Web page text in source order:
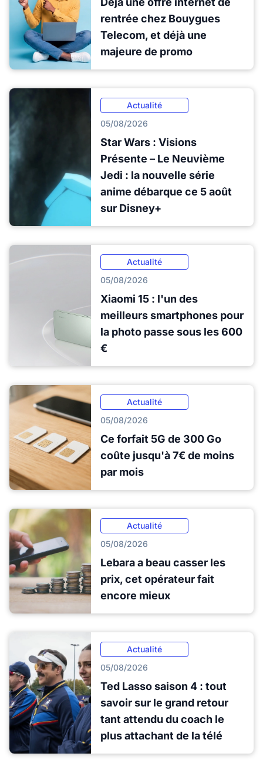
rentrée chez Bouygues
Telecom, et déjà une
majeure de promo
Actualité
05/08/2026
Star Wars : Visions
Présente – Le Neuvième
Jedi : la nouvelle série
anime débarque ce 5 août
sur Disney+
Actualité
05/08/2026
Xiaomi 15 : l'un des
meilleurs smartphones pour
la photo passe sous les 600
€
Actualité
05/08/2026
Ce forfait 5G de 300 Go
coûte jusqu'à 7€ de moins
par mois
Actualité
05/08/2026
Lebara a beau casser les
prix, cet opérateur fait
encore mieux
Actualité
05/08/2026
Ted Lasso saison 4 : tout
savoir sur le grand retour
tant attendu du coach le
plus attachant de la télé